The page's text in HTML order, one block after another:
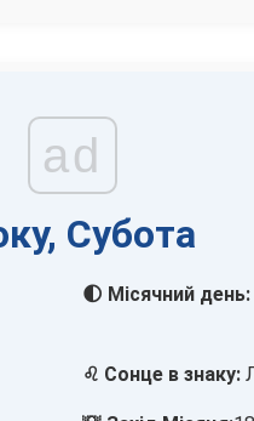
ad
Субота
🌓 Місячний день:
♌ Сонце в знаку: